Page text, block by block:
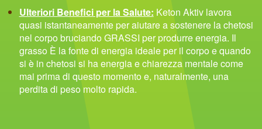
Ulteriori Benefici per la Salute: Keton Aktiv lavora
quasi istantaneamente per aiutare a sostenere la chetosi
nel corpo bruciando GRASSI per produrre energia. Il
grasso È la fonte di energia ideale per il corpo e quando
si è in chetosi si ha energia e chiarezza mentale come
mai prima di questo momento e, naturalmente, una
perdita di peso molto rapida.